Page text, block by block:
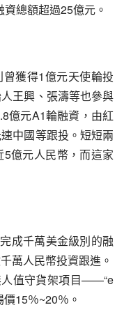
總額超過25億元。
獲得1億元天使輪投
王興、張濤等也參與
億元A1輪融資，由紅
中國等跟投。短短兩
億元人民幣，而這家
成千萬美金級別的融
萬人民幣投資跟進。
人值守貨架項目——“e
15％~20％。